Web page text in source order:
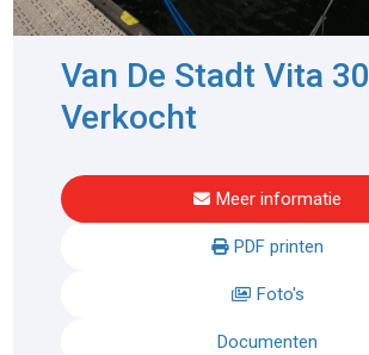
Van De Stadt Vita 30
Verkocht
Meer informatie
PDF printen
Foto's
Documenten